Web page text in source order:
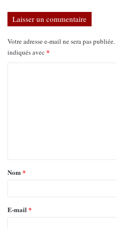
Laisser un commentaire
Votre adresse e-mail ne sera pas publiée.
indiqués avec *
Nom*
E-mail *